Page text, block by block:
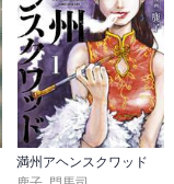
満州アヘンスクワッド